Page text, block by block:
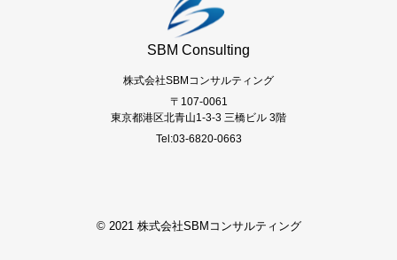
SBM Consulting
株式会社SBMコンサルティング
〒107-0061
東京都港区北青山1-3-3 三橋ビル 3階
Tel:03-6820-0663
© 2021 株式会社SBMコンサルティング